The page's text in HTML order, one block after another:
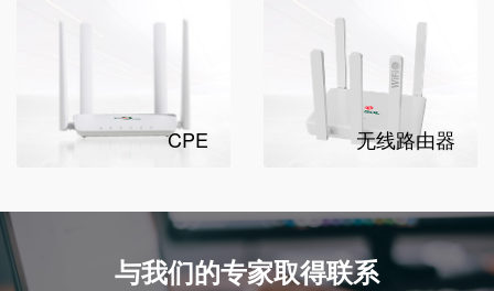
CPE 无线路由器
与我们的专家取得联系